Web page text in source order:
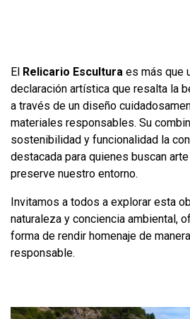
El Relicario Escultura es más que
declaración artística que resalta la
a través de un diseño
materiales responsables. Su
sostenibilidad y funcionalidad la
destacada para quienes buscan
preserve nuestro entorno.
Invitamos a todos a explorar esta
naturaleza y conciencia ambiental,
forma de rendir homenaje de
responsable.